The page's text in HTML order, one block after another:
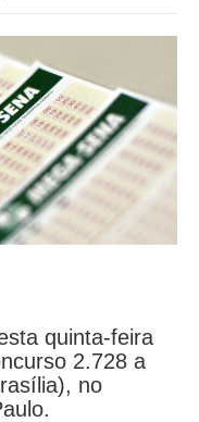
quinta-feira
2.728 a
no